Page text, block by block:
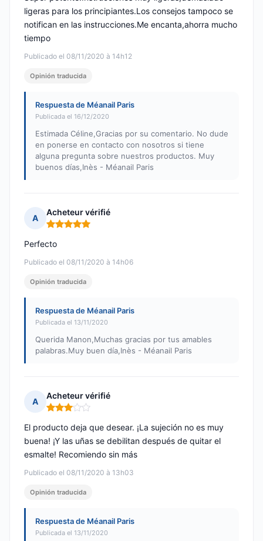
Publicado el 08/11/2020 à 14h12
ligeras para los principiantes.Los consejos tampoco se
notifican en las instrucciones.Me encanta,ahorra mucho
tiempo
Opinión traducida
Respuesta de Méanail Paris
Publicada el 16/12/2020
Estimada Céline,Gracias por su comentario. No dude
en ponerse en contacto con nosotros si tiene
alguna pregunta sobre nuestros productos. Muy
buenos días,Inès - Méanail Paris
A
Acheteur vérifié
Nota: 5 de 5
Publicado el 08/11/2020 à 14h06
Perfecto
Opinión traducida
Respuesta de Méanail Paris
Publicada el 13/11/2020
Querida Manon,Muchas gracias por tus amables
palabras.Muy buen día,Inès - Méanail Paris
A
Acheteur vérifié
Nota: 3 de 5
Publicado el 08/11/2020 à 13h03
El producto deja que desear. ¡La sujeción no es muy
buena! ¡Y las uñas se debilitan después de quitar el
esmalte! Recomiendo sin más
Opinión traducida
Respuesta de Méanail Paris
Publicada el 13/11/2020